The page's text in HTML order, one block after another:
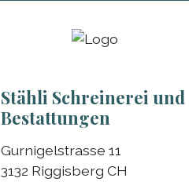
Stähli Schreinerei und
Bestattungen
Gurnigelstrasse 11
3132 Riggisberg CH